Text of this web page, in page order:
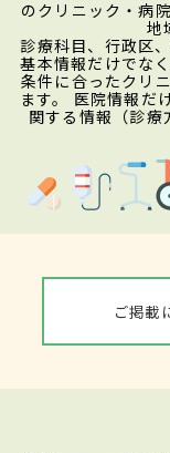
のクリニック・病
地
診療科目、行政区
基本情報だけでな
条件に合ったクリ
ます。 医院情報だ
関する情報（診療
ご掲載